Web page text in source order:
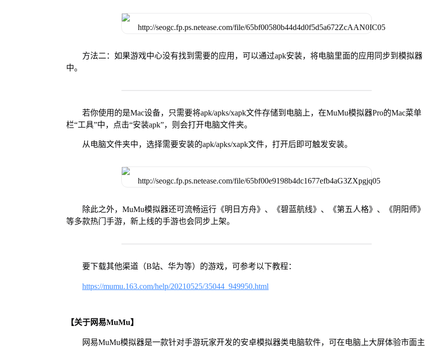
方法二：如果游戏中心没有找到需要的应用，可以通过apk安装，将电脑里面的应用同步到模拟器
中。
若你使用的是Mac设备，只需要将apk/apks/xapk文件存储到电脑上，在MuMu模拟器Pro的Mac菜单
栏“工具”中，点击“安装apk”，则会打开电脑文件夹。
从电脑文件夹中，选择需要安装的apk/apks/xapk文件，打开后即可触发安装。
除此之外，MuMu模拟器还可流畅运行《明日方舟》、《碧蓝航线》、《第五人格》、《阴阳师》
等多款热门手游，新上线的手游也会同步上架。
要下载其他渠道（B站、华为等）的游戏，可参考以下教程：
https://mumu.163.com/help/20210525/35044_949950.html
【关于网易MuMu】
网易MuMu模拟器是一款针对手游玩家开发的安卓模拟器类电脑软件，可在电脑上大屏体验市面主